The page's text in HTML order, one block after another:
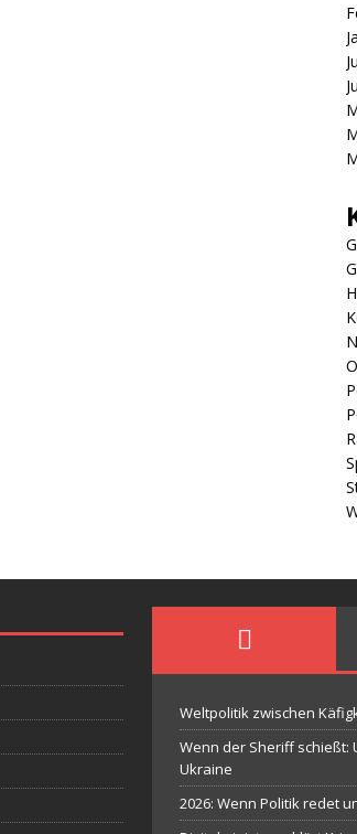
Weltpolitik zwischen
Wenn der Sheriff schießt:
Ukraine
2026: Wenn Politik redet